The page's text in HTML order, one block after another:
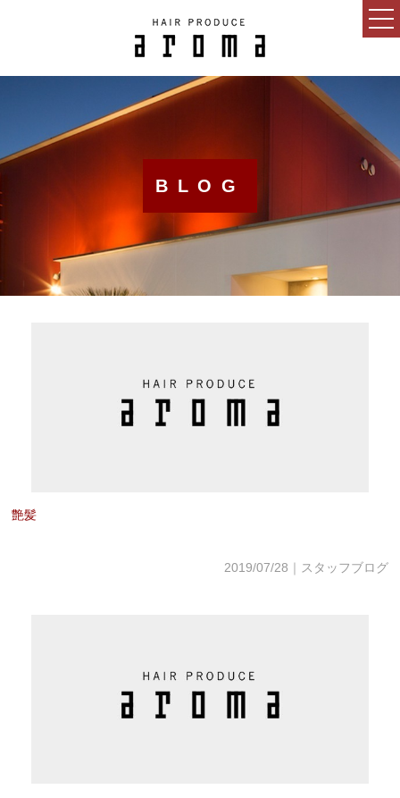
NEWS
MENU
ONLINE SHOP
BLOG
艶髪
2019/07/28｜スタッフブログ